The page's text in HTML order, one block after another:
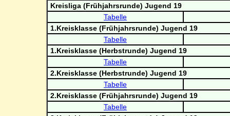
Kreisliga (Frühjahrsrunde) Jugend 19
Tabelle
1.Kreisklasse (Frühjahrsrunde) Jugend 19
Tabelle
1.Kreisklasse (Herbstrunde) Jugend 19
Tabelle
2.Kreisklasse (Herbstrunde) Jugend 19
Tabelle
2.Kreisklasse (Frühjahrsrunde) Jugend 19
Tabelle